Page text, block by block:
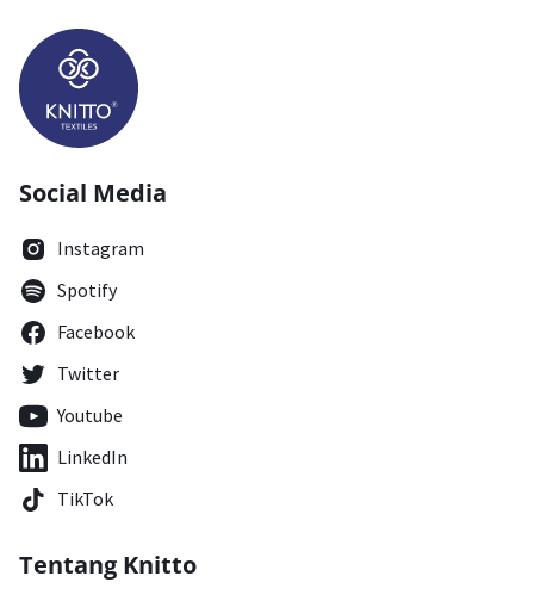
Social Media
Instagram
Spotify
Facebook
Twitter
Youtube
LinkedIn
TikTok
Tentang Knitto